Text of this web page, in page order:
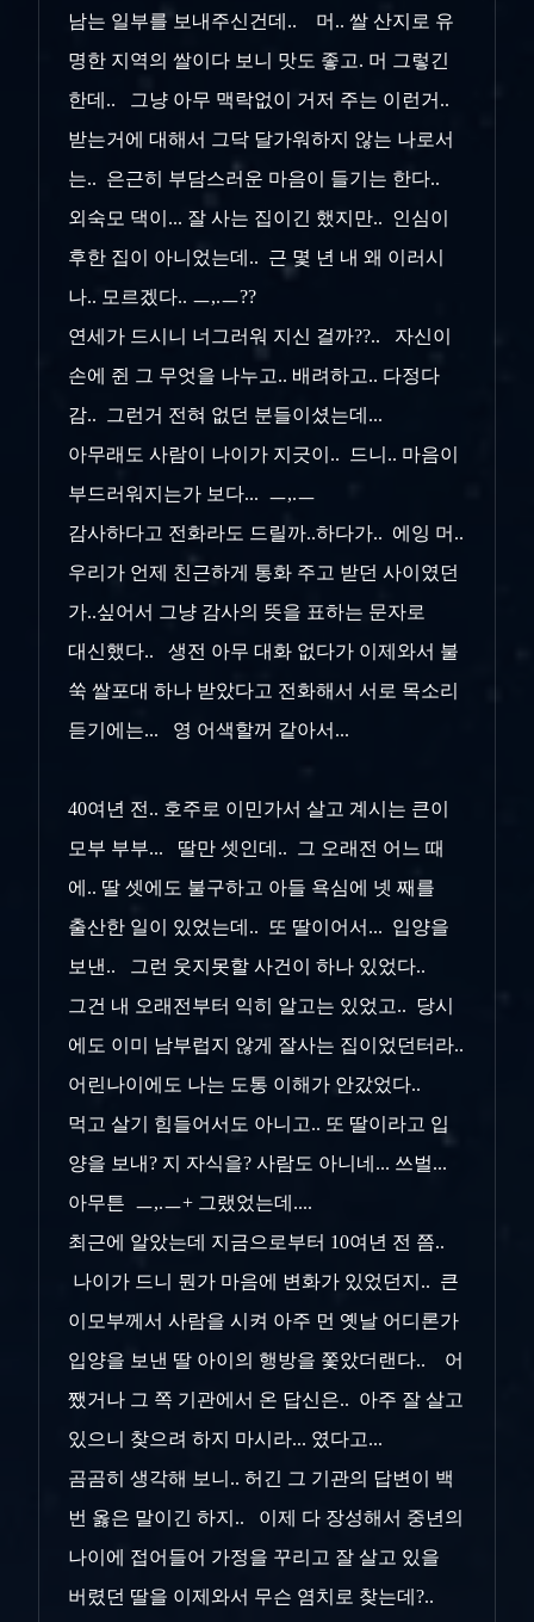
남는 일부를 보내주신건데.. 머.. 쌀 산지로 유
명한 지역의 쌀이다 보니 맛도 좋고. 머 그렇긴
한데.. 그냥 아무 맥락없이 거저 주는 이런거..
받는거에 대해서 그닥 달가워하지 않는 나로서
는.. 은근히 부담스러운 마음이 들기는 한다..
외숙모 댁이... 잘 사는 집이긴 했지만.. 인심이
후한 집이 아니었는데.. 근 몇 년 내 왜 이러시
나.. 모르겠다.. ㅡ,.ㅡ??
연세가 드시니 너그러워 지신 걸까??.. 자신이
손에 쥔 그 무엇을 나누고.. 배려하고.. 다정다
감.. 그런거 전혀 없던 분들이셨는데...
아무래도 사람이 나이가 지긋이.. 드니.. 마음이
부드러워지는가 보다... ㅡ,.ㅡ
감사하다고 전화라도 드릴까..하다가.. 에잉 머..
우리가 언제 친근하게 통화 주고 받던 사이였던
가..싶어서 그냥 감사의 뜻을 표하는 문자로
대신했다.. 생전 아무 대화 없다가 이제와서 불
쑥 쌀포대 하나 받았다고 전화해서 서로 목소리
듣기에는... 영 어색할꺼 같아서...
40여년 전.. 호주로 이민가서 살고 계시는 큰이
모부 부부... 딸만 셋인데.. 그 오래전 어느 때
에.. 딸 셋에도 불구하고 아들 욕심에 넷 째를
출산한 일이 있었는데.. 또 딸이어서... 입양을
보낸.. 그런 웃지못할 사건이 하나 있었다..
그건 내 오래전부터 익히 알고는 있었고.. 당시
에도 이미 남부럽지 않게 잘사는 집이었던터라..
어린나이에도 나는 도통 이해가 안갔었다..
먹고 살기 힘들어서도 아니고.. 또 딸이라고 입
양을 보내? 지 자식을? 사람도 아니네... 쓰벌...
아무튼 ㅡ,.ㅡ+ 그랬었는데....
최근에 알았는데 지금으로부터 10여년 전 쯤..
나이가 드니 뭔가 마음에 변화가 있었던지.. 큰
이모부께서 사람을 시켜 아주 먼 옛날 어디론가
입양을 보낸 딸 아이의 행방을 쫓았더랜다.. 어
쨌거나 그 쪽 기관에서 온 답신은.. 아주 잘 살고
있으니 찾으려 하지 마시라... 였다고...
곰곰히 생각해 보니.. 허긴 그 기관의 답변이 백
번 옳은 말이긴 하지.. 이제 다 장성해서 중년의
나이에 접어들어 가정을 꾸리고 잘 살고 있을
버렸던 딸을 이제와서 무슨 염치로 찾는데?..